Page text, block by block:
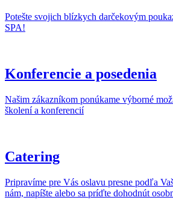
Potešte svojich blízkych darčekovým
SPA!
Konferencie a posedenia
Našim zákazníkom ponúkame výborné
školení a konferencií
Catering
Pripravíme pre Vás oslavu presne podľa
nám, napíšte alebo sa príďte dohodnút